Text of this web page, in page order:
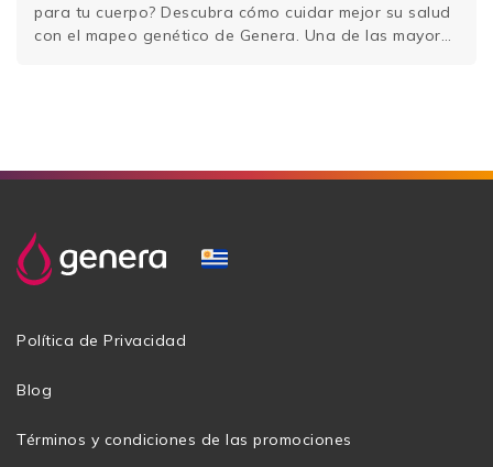
para tu cuerpo? Descubra cómo cuidar mejor su salud
con el mapeo genético de Genera. Una de las mayores
Política de Privacidad
Blog
Términos y condiciones de las promociones